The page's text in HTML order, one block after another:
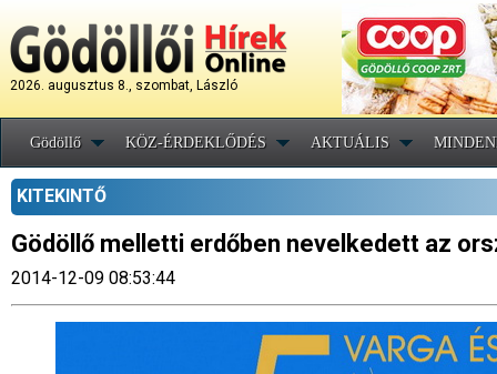
2026. augusztus 8., szombat, László
Gödöllő KÖZ-ÉRDEKLŐDÉS AKTUÁLIS
KITEKINTŐ
Gödöllő melletti erdőben nevelkedett az
2014-12-09 08:53:44